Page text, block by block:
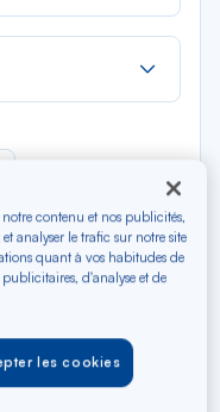
Vider
contenu et nos publicités,
analyser le trafic sur notre site
quant à vos habitudes de
d'analyse et de
les cookies